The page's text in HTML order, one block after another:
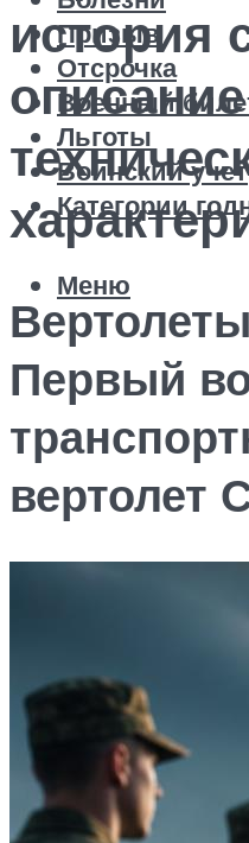
Призыв
Отсрочка
Военный
Льготы
Воинский учет
Категории
Меню
история
Первый
вертолет